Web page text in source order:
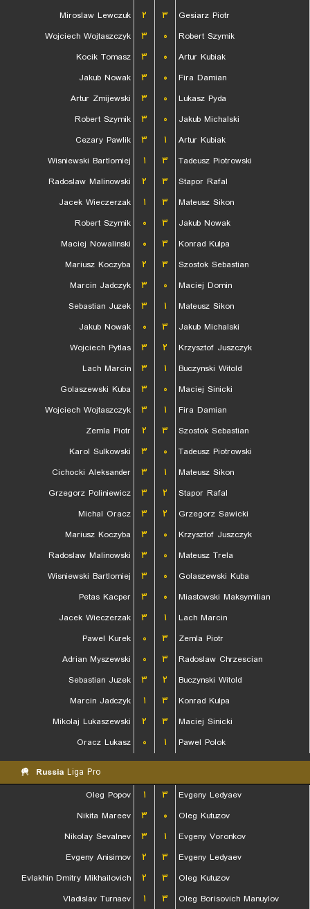
Miroslaw Lewczuk
۲ ۳
Gesiarz Piotr
Wojciech Wojtaszczyk
۳ ۰
Robert Szymik
Kocik Tomasz
۳ ۰
Artur Kubiak
Jakub Nowak
۳ ۰
Fira Damian
Artur Zmijewski
۳ ۰
Lukasz Pyda
Robert Szymik
۳ ۰
Jakub Michalski
Cezary Pawlik
۳ ۱
Artur Kubiak
Wisniewski Bartlomiej
۱ ۳
Tadeusz Piotrowski
Radoslaw Malinowski
۲ ۳
Stapor Rafal
Jacek Wieczerzak
۱ ۳
Mateusz Sikon
Robert Szymik
۰ ۳
Jakub Nowak
Maciej Nowalinski
۰ ۳
Konrad Kulpa
Mariusz Koczyba
۲ ۳
Szostok Sebastian
Marcin Jadczyk
۳ ۰
Maciej Domin
Sebastian Juzek
۳ ۱
Mateusz Sikon
Jakub Nowak
۰ ۳
Jakub Michalski
Wojciech Pytlas
۳ ۲
Krzysztof Juszczyk
Lach Marcin
۳ ۱
Buczynski Witold
Golaszewski Kuba
۳ ۰
Maciej Sinicki
Wojciech Wojtaszczyk
۳ ۱
Fira Damian
Zemla Piotr
۲ ۳
Szostok Sebastian
Karol Sulkowski
۳ ۰
Tadeusz Piotrowski
Cichocki Aleksander
۳ ۱
Mateusz Sikon
Grzegorz Poliniewicz
۳ ۲
Stapor Rafal
Michal Oracz
۳ ۲
Grzegorz Sawicki
Mariusz Koczyba
۳ ۰
Krzysztof Juszczyk
Radoslaw Malinowski
۳ ۰
Mateusz Trela
Wisniewski Bartlomiej
۳ ۰
Golaszewski Kuba
Petas Kacper
۳ ۰
Miastowski Maksymilian
Jacek Wieczerzak
۳ ۱
Lach Marcin
Pawel Kurek
۰ ۳
Zemla Piotr
Adrian Myszewski
۰ ۳
Radoslaw Chrzescian
Sebastian Juzek
۳ ۲
Buczynski Witold
Marcin Jadczyk
۱ ۳
Konrad Kulpa
Mikolaj Lukaszewski
۲ ۳
Maciej Sinicki
Oracz Lukasz
۰ ۱ Pawel Polok
Russia Liga Pro
Oleg Popov
۱ ۳
Evgeny Ledyaev
Nikita Mareev
۳ ۰
Oleg Kutuzov
Nikolay Sevalnev
۳ ۱
Evgeny Voronkov
Evgeny Anisimov
۲ ۳
Evgeny Ledyaev
Evlakhin Dmitry Mikhailovich
۲ ۳
Oleg Kutuzov
Vladislav Turnaev
۱ ۳
Oleg Borisovich Manuylov